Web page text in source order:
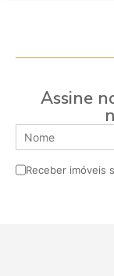
Assine
Receber imóveis